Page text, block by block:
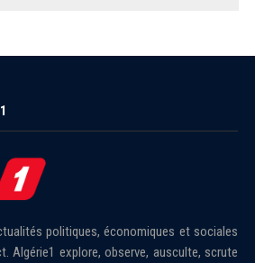
politiques, économiques et sociales
Algérie1 explore, observe, ausculte, scrute